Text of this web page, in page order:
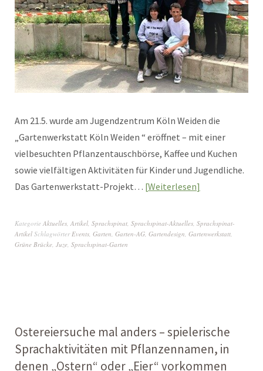
Am 21.5. wurde am Jugendzentrum Köln Weiden die
„Gartenwerkstatt Köln Weiden “ eröffnet – mit einer
vielbesuchten Pflanzentauschbörse, Kaffee und Kuchen
sowie vielfältigen Aktivitäten für Kinder und Jugendliche.
Das Gartenwerkstatt-Projekt… Weiterlesen
Kategorie Aktuelles, Artikel, Sprachspinat, Sprachspinat-Aktuelles, Sprachspinat-
Artikel SchlagwörterEvents, Garten, Garten-AG, Gartendesign, Gartenwerkstatt,
Grüne Brücke, Juze, Sprachspinat-Garten
Ostereiersuche mal anders – spielerische
Sprachaktivitäten mit Pflanzennamen, in
denen „Ostern“ oder „Eier“ vorkommen